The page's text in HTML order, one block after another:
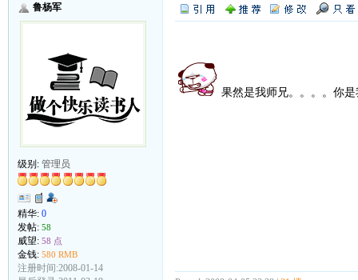
鲁杨军
级别: 管理员
精华: 0
发帖: 58
威望: 58 点
金钱: 580 RMB
注册时间:2008-01-14
果然是我师兄。。。。你